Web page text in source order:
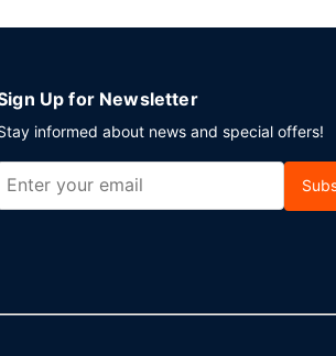
Up for Newsletter
informed about news and special offers!